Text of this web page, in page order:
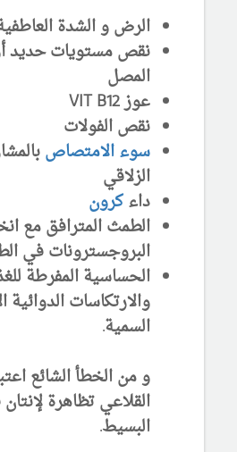
الرض و الشدة
نقص مستويات حديد
المصل
عوزVIT B12
نقص الفولات
سوء الامتصاص
الزلاقي
داءكرون
الطمث المترافق مع
البروجسترونات في
الحساسية المفرطة
والارتكاسات الدوائية
السمية.
و من الخطأ الشائع
القلاعي تظاهرة
البسيط.